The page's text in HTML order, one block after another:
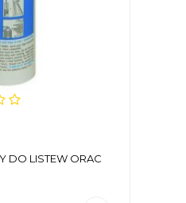
DO LISTEW ORAC